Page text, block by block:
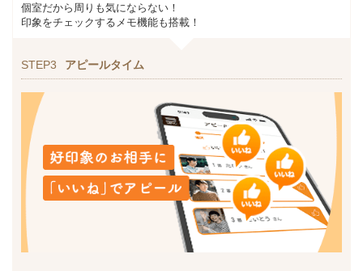
個室だから周りも気にならない！
印象をチェックするメモ機能も搭載！
STEP3 アピールタイム